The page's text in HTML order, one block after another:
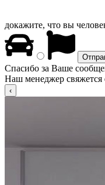
докажите, что вы
Спасибо за Ваше
Наш менеджер